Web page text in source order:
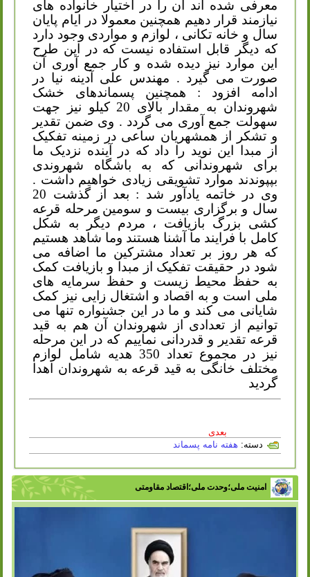
معرفی شده اند آن را در اختیار خانواده های
نیازمند قرار دهیم همچنین معمولا در ایام پایان
سال و خانه تکانی ، لوازم و مواردی وجود دارد
که دیگر قابل استفاده نیست که در این طرح
این موارد نیز دیده شده و کار جمع آوری آن
صورت می گیرد . مهندس علی آدینه نیا در
ادامه افزود : همچنین پسماندهای خشک
شهروندان به مقدار بالای 20 کیلو نیز جهت
سهولت جمع آوری می گردد . وی ضمن تقدیر
و تشکر از همشهریان ساعی در زمینه تفکیک
از مبدا این نوید را داد که در آینده نزدیک ما
برای شهروندانی که به باشگاه شهروندی
بپپوندند موارد تشویقی زیادی خواهیم داشت .
وی در خاتمه یادآور شد :
بعد از گذشت 20
سال و برگزاری بیست و سومین مرحله قرعه
کشی بزرگ بازیافت ، مردم دیگر به شکل
کامل با فرایند ما آشنا هستند وما شاهد هستیم
که هر روز بر تعداد مشترکین ما اضافه می
شود در حقیقت تفکیک از مبدا و بازیافت کمک
به حفظ محیط زیست و حفظ سرمایه های
ملی است و به اقصاد و اشتغال زایی نیز کمک
شایانی می کند و ما در این جشنواره تنها می
توانیم از تعدادی از شهروندان آن هم به قید
قرعه تقدیر و قدردانی نماییم که در این مرحله
نیز در مجموع تعداد 350 هدیه شامل لوازم
مختلف خانگی به قید قرعه به شهروندان اهدا
گردید
بعدی
دسته: هفته نامه پسماند
امنیت ملی؛وحدت ملی؛اقتصاد مقاومتی